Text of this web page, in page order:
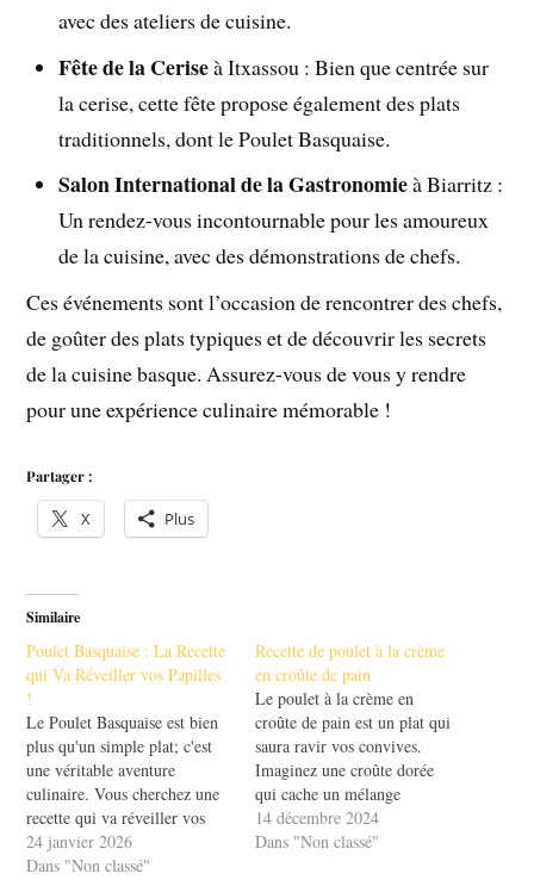
avec des ateliers de cuisine.
Fête de la Ceriseà Itxassou : Bien que centrée sur
la cerise, cette fête propose également des plats
traditionnels, dont le Poulet Basquaise.
Salon International de la Gastronomieà Biarritz :
Un rendez-vous incontournable pour les amoureux
de la cuisine, avec des démonstrations de chefs.
Ces événements sont l’occasion de rencontrer des chefs,
de goûter des plats typiques et de découvrir les secrets
de la cuisine basque. Assurez-vous de vous y rendre
pour une expérience culinaire mémorable !
Partager :
X Plus
Similaire
Poulet Basquaise : La Recette
qui Va Réveiller vos Papilles
!
Le Poulet Basquaise est bien
plus qu'un simple plat; c'est
une véritable aventure
culinaire. Vous cherchez une
recette qui va réveiller vos
papilles? Ne cherchez plus!
Ce plat, typique du Pays
24 janvier 2026
Dans "Non classé"
Recette de poulet à la crème
en croûte de pain
Le poulet à la crème en
croûte de pain est un plat qui
saura ravir vos convives.
Imaginez une croûte dorée
qui cache un mélange
crémeux et savoureux. Cette
recette allie simplicité et
14 décembre 2024
Dans "Non classé"